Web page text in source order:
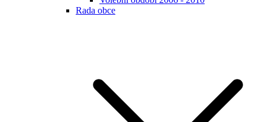
Rada obce